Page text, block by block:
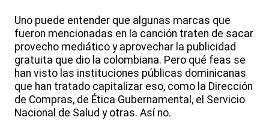
Uno puede entender que algunas marcas que
fueron mencionadas en la canción traten de sacar
provecho mediático y aprovechar la publicidad
gratuita que dio la colombiana. Pero qué feas se
han visto las instituciones públicas dominicanas
que han tratado capitalizar eso, como la Dirección
de Compras, de Ética Gubernamental, el Servicio
Nacional de Salud y otras. Así no.